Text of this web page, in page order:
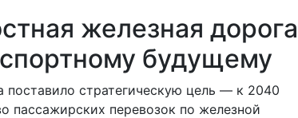
железная дорога
будущему
поставило стратегическую цель — к 2040
пассажирских перевозок по железной